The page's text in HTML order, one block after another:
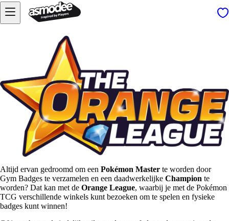
Altijd ervan gedroomd om een Pokémon Master te worden door
Gym Badges te verzamelen en een daadwerkelijke Champion te
worden? Dat kan met de Orange League, waarbij je met de Pokémon
TCG verschillende winkels kunt bezoeken om te spelen en fysieke
badges kunt winnen!